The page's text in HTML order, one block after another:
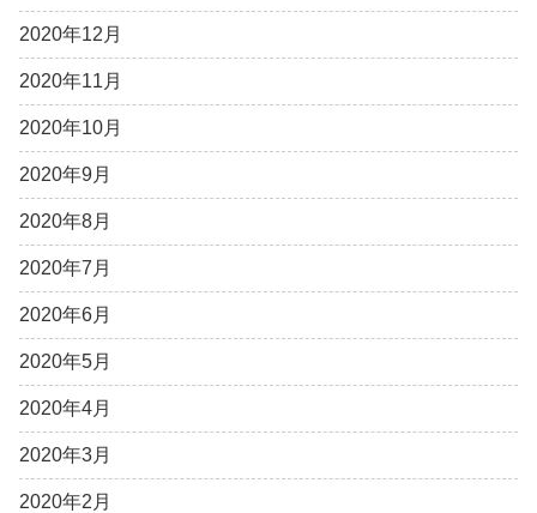
2020年12月
2020年11月
2020年10月
2020年9月
2020年8月
2020年7月
2020年6月
2020年5月
2020年4月
2020年3月
2020年2月